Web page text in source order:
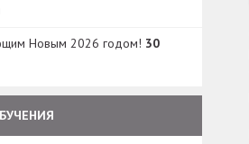
Новым 2026 годом! 30